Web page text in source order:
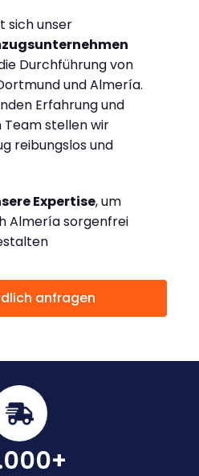
sich unser
Durchführung von
und Almería.
Erfahrung und
stellen wir
reibungslos und
Expertise, um
Almería sorgenfrei
anfragen